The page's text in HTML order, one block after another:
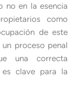
no en la esencia
como
de este
proceso penal
una correcta
clave para la